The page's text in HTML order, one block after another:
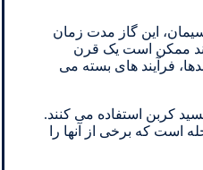
سیمان، این گاز مدت زمان
ممکن است یک قرن
فرآیند های بسته می
کربن استفاده می کنند.
است که برخی از آنها را